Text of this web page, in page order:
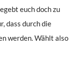
euch doch zu
dass durch die
werden. Wählt also